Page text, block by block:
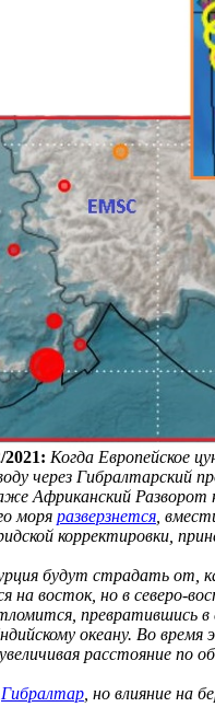
2021: Когда Европейское
через Гибралтарский
Африканский Разворот
моря разверзнется ,
корректировки,
будут страдать от,
восток, но в северо-
превратившись в
океану. Во
расстояние по
Гибралтар , но влияние на